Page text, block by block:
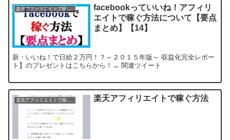
楽天アフィリエイトで稼ぐ方法
facebookっていいね！アフィリ
エイトで稼ぐ方法について【要点
まとめ】【14】
新・いいね！で日給２万円！？～２０１５年版～ 収益化完全レポー
ト】のプレゼントはこちらから！→ 関連ツイート
楽天アフィリエイトで稼ぐ方法 楽天アフィリエイトで稼ぐ方法